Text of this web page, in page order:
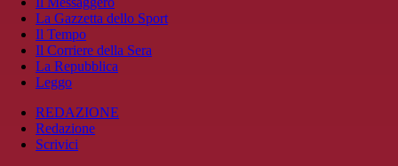
La Gazzetta dello Sport
Il Tempo
Il Corriere della Sera
La Repubblica
Leggo
REDAZIONE
Redazione
Scrivici